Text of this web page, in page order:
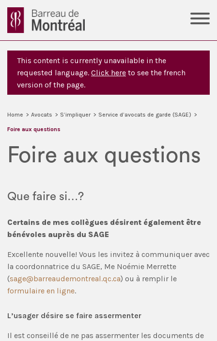
This content is currently unavailable in the
requested language. Click here to see the french
version of the page.
Home > Avocats > S’impliquer > Service d’avocats de garde (SAGE) >
Foire aux questions
Foire aux questions
Que faire si…?
Certains de mes collègues désirent également être
bénévoles auprès du SAGE
Excellente nouvelle! Vous les invitez à communiquer avec
la coordonnatrice du SAGE, Me Noémie Merrette
(sage@barreaudemontreal.qc.ca) ou à remplir le
formulaire en ligne.
L’usager désire se faire assermenter
Il est conseillé de ne pas assermenter les documents de